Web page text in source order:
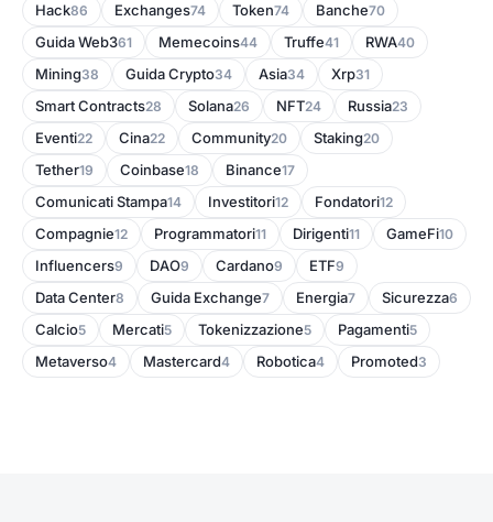
Hack86 Exchanges74 Token74 Banche70
Guida Web361 Memecoins44 Truffe41 RWA40
Mining38 Guida Crypto34 Asia34 Xrp31
Smart Contracts28 Solana26 NFT24 Russia23
Eventi22 Cina22 Community20 Staking20
Tether19 Coinbase18 Binance17
Comunicati Stampa14 Investitori12 Fondatori12
Compagnie12 Programmatori11 Dirigenti11 GameFi10
Influencers9 DAO9 Cardano9 ETF9
Data Center8 Guida Exchange7 Energia7 Sicurezza6
Calcio5 Mercati5 Tokenizzazione5 Pagamenti5
Metaverso4 Mastercard4 Robotica4 Promoted3